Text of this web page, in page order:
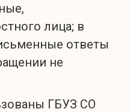
лица; в
ответы
не
ГБУЗ СО